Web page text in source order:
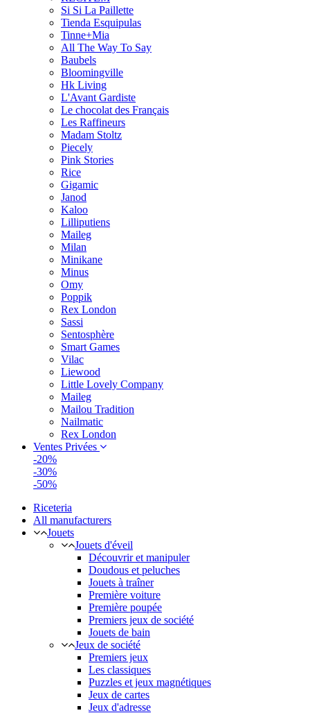
Si Si La Paillette
Tienda Esquipulas
Tinne+Mia
All The Way To Say
Baubels
Bloomingville
Hk Living
L'Avant Gardiste
Le chocolat des Français
Les Raffineurs
Madam Stoltz
Piecely
Pink Stories
Rice
Gigamic
Janod
Kaloo
Lilliputiens
Maileg
Milan
Minikane
Minus
Omy
Poppik
Rex London
Sassi
Sentosphère
Smart Games
Vilac
Liewood
Little Lovely Company
Maileg
Mailou Tradition
Nailmatic
Rex London
Ventes Privées
-20%
-30%
-50%
Riceteria
All manufacturers
Jouets
Jouets d'éveil
Découvrir et manipuler
Doudous et peluches
Jouets à traîner
Première voiture
Première poupée
Premiers jeux de société
Jouets de bain
Jeux de société
Premiers jeux
Les classiques
Puzzles et jeux magnétiques
Jeux de cartes
Jeux d'adresse